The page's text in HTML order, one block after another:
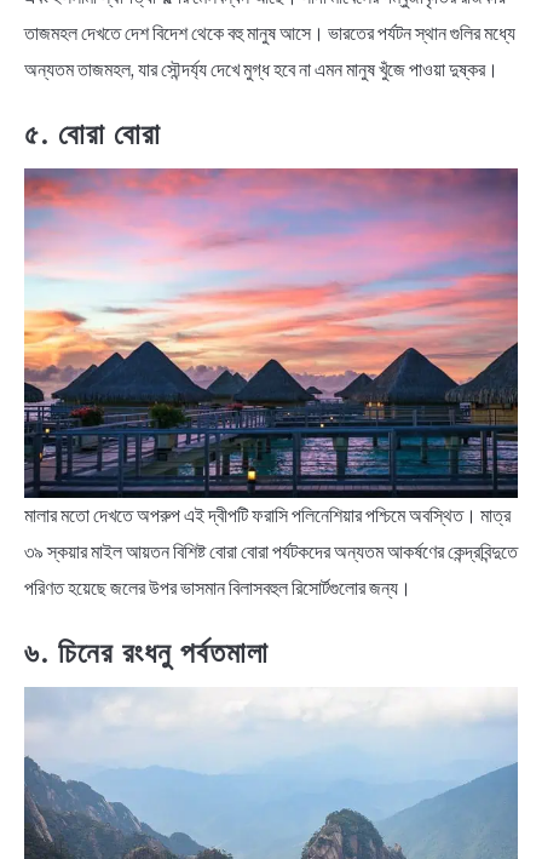
তাজমহল দেখতে দেশ বিদেশ থেকে বহু মানুষ আসে। ভারতের পর্যটন স্থান গুলির মধ্যে
অন্যতম তাজমহল, যার সৌন্দর্য্য দেখে মুগ্ধ হবে না এমন মানুষ খুঁজে পাওয়া দুষ্কর।
৫. বোরা বোরা
মালার মতো দেখতে অপরুপ এই দ্বীপটি ফরাসি পলিনেশিয়ার পশ্চিমে অবস্থিত। মাত্র
৩৯ স্কয়ার মাইল আয়তন বিশিষ্ট বোরা বোরা পর্যটকদের অন্যতম আকর্ষণের কেন্দ্রবিন্দুতে
পরিণত হয়েছে জলের উপর ভাসমান বিলাসবহুল রিসোর্টগুলোর জন্য।
৬. চিনের রংধনু পর্বতমালা